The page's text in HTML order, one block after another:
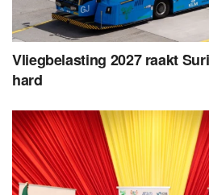
Vliegbelasting 2027 raakt
hard